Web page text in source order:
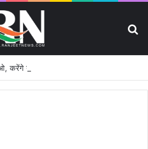
करेंगे नोटिसों का निस्तारण